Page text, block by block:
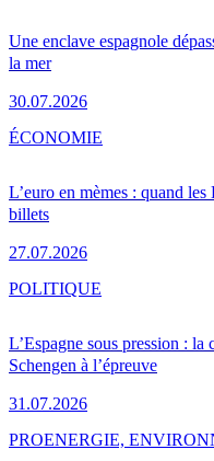
Une enclave espagnole
la mer
30.07.2026
L’euro en mèmes : quand
billets
27.07.2026
ÉCONOMIE
L’Espagne sous pression :
Schengen à l’épreuve
31.07.2026
POLITIQUE
PROENERGIE,